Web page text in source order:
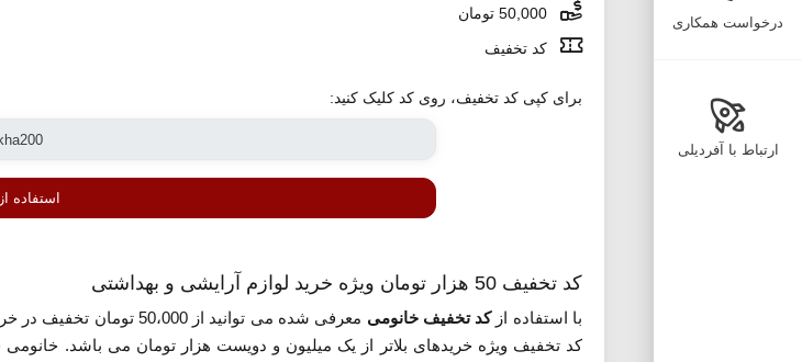
درخواست همکاری
ارتباط با آفردیلی
کد تخفیف
برای کپی کد تخفیف، روی کد کلیک کنید:
استفاده
کد تخفیف 50 هزار تومان ویژه خرید لوازم آرایشی و بهداشتی
با استفاده ازکد تخفیف خانومی
معرفی شده می توانید از
کد تخفیف ویژه خریدهای بلاتر از یک میلیون و دویست هزار تومان می باشد.